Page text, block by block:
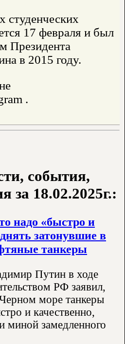
студенческих
17 февраля и был
Президента
в 2015 году.
.
события,
за 18.02.2025г.:
надо «быстро и
затонувшие в
танкеры
Путин в ходе
РФ заявил,
море танкеры
и качественно,
миной замедленного